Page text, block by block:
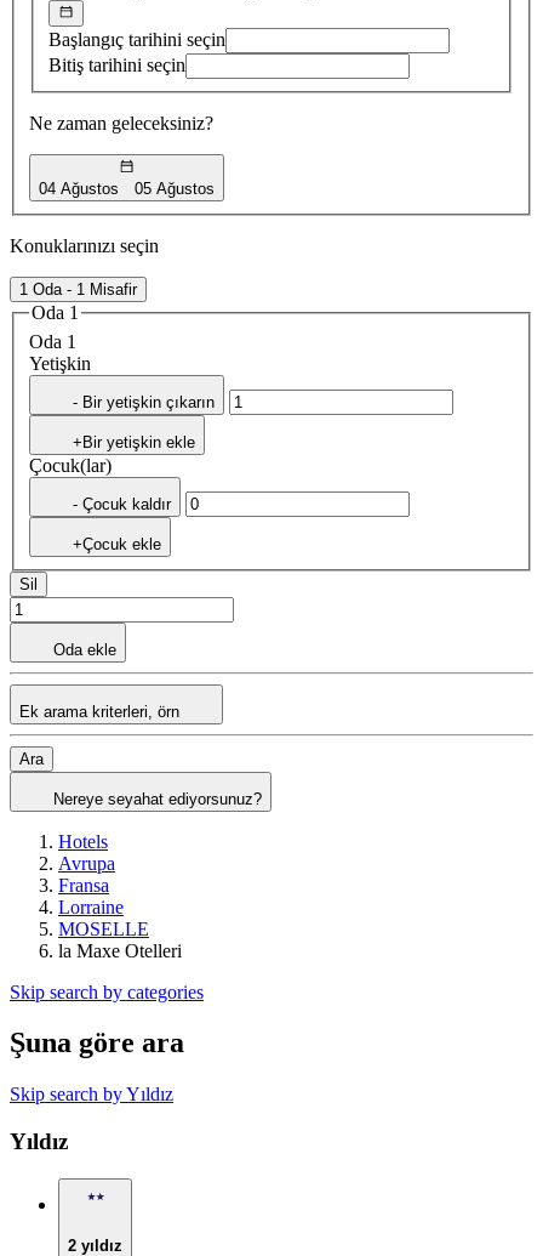
Başlangıç tarihini seçin
Bitiş tarihini seçin
Ne zaman geleceksiniz?
04 Ağustos 05 Ağustos
Konuklarınızı seçin
1 Oda - 1 Misafir
Oda 1
Oda 1
Yetişkin
- Bir yetişkin çıkarın
+Bir yetişkin ekle
Çocuk(lar)
- Çocuk kaldır
+Çocuk ekle
Sil
Oda ekle
Ek arama kriterleri, örn
Ara
Nereye seyahat ediyorsunuz?
Hotels
Avrupa
Fransa
Lorraine
MOSELLE
la Maxe Otelleri
Skip search by categories
Şuna göre ara
Skip search by Yıldız
Yıldız
2 yıldız